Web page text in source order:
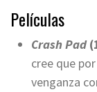
Películas
Crash Pad
cree que
venganza